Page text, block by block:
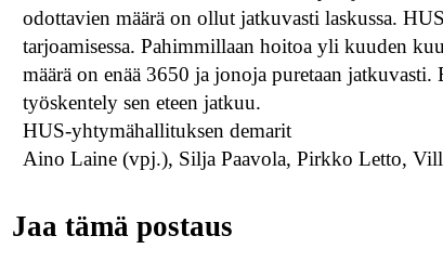
odottavien määrä on ollut jatkuvasti laskussa.
tarjoamisessa. Pahimmillaan hoitoa yli kuuden
määrä on enää 3650 ja jonoja puretaan
työskentely sen eteen jatkuu.
HUS-yhtymähallituksen demarit
Aino Laine (vpj.), Silja Paavola, Pirkko Letto,
Jaa tämä postaus